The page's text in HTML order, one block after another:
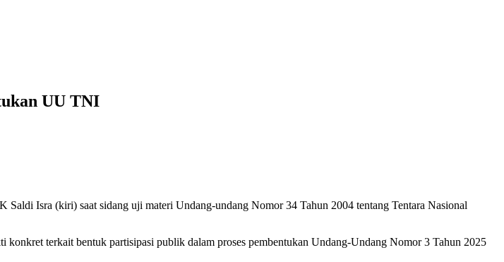
UU TNI
Isra (kiri) saat sidang uji materi Undang-undang Nomor 34 Tahun 2004 tentang Tentara Nasional
terkait bentuk partisipasi publik dalam proses pembentukan Undang-Undang Nomor 3 Tahun 2025